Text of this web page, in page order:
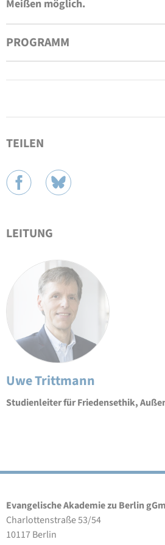
Meißen möglich.
PROGRAMM
TEILEN
LEITUNG
Uwe Trittmann
Studienleiter für Friedensethik,
Evangelische Akademie zu Berlin
Charlottenstraße 53/54
10117 Berlin